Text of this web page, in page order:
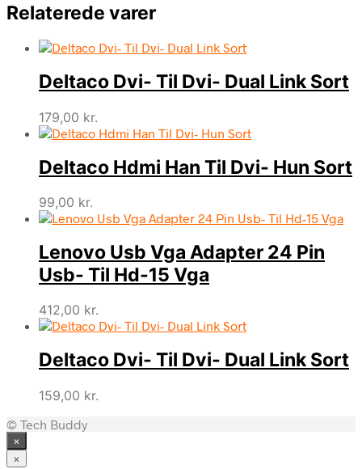
Relaterede varer
Deltaco Dvi- Til Dvi- Dual Link Sort
179,00 kr.
Deltaco Hdmi Han Til Dvi- Hun Sort
99,00 kr.
Lenovo Usb Vga Adapter 24 Pin
Usb- Til Hd-15 Vga
412,00 kr.
Deltaco Dvi- Til Dvi- Dual Link Sort
159,00 kr.
© Tech Buddy
×
×